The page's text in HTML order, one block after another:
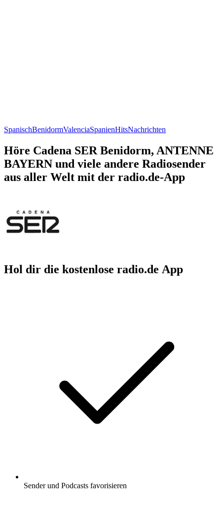
SpanischBenidormValenciaSpanienHitsNachrichten
Höre Cadena SER Benidorm, ANTENNE
BAYERN und viele andere Radiosender
aus aller Welt mit der radio.de-App
Hol dir die kostenlose radio.de App
Sender und Podcasts favorisieren